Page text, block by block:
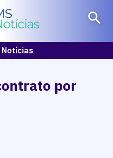
por